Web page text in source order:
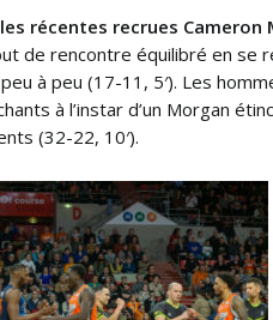
les récentes recrues
de rencontre équilibré en se
à peu (17-11, 5′). Les
à l’instar d’un Morgan
(32-22, 10′).